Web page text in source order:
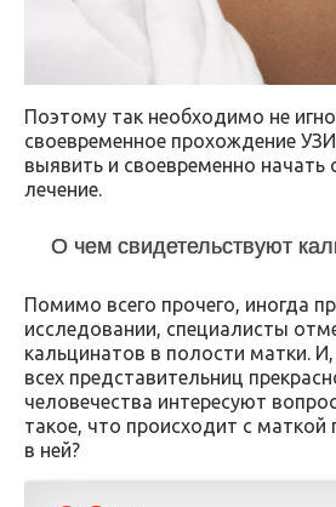
Поэтому так необходимо не
своевременное прохождение
выявить и своевременно
лечение.
О чем свидетельствуют
Помимо всего прочего, иногда
исследовании, специалисты
кальцинатов в полости матки.
всех представительниц
человечества интересуют
такое, что происходит с маткой
в ней?